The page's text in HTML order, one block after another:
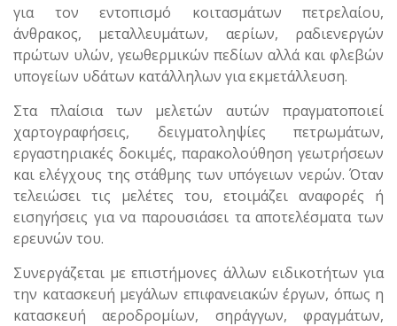
για τον εντοπισμό κοιτασμάτων πετρελαίου,
άνθρακος, μεταλλευμάτων, αερίων, ραδιενεργών
πρώτων υλών, γεωθερμικών πεδίων αλλά και φλεβών
υπογείων υδάτων κατάλληλων για εκμετάλλευση.
Στα πλαίσια των μελετών αυτών πραγματοποιεί
χαρτογραφήσεις, δειγματοληψίες πετρωμάτων,
εργαστηριακές δοκιμές, παρακολούθηση γεωτρήσεων
και ελέγχους της στάθμης των υπόγειων νερών. Όταν
τελειώσει τις μελέτες του, ετοιμάζει αναφορές ή
εισηγήσεις για να παρουσιάσει τα αποτελέσματα των
ερευνών του.
Συνεργάζεται με επιστήμονες άλλων ειδικοτήτων για
την κατασκευή μεγάλων επιφανειακών έργων, όπως η
κατασκευή αεροδρομίων, σηράγγων, φραγμάτων,